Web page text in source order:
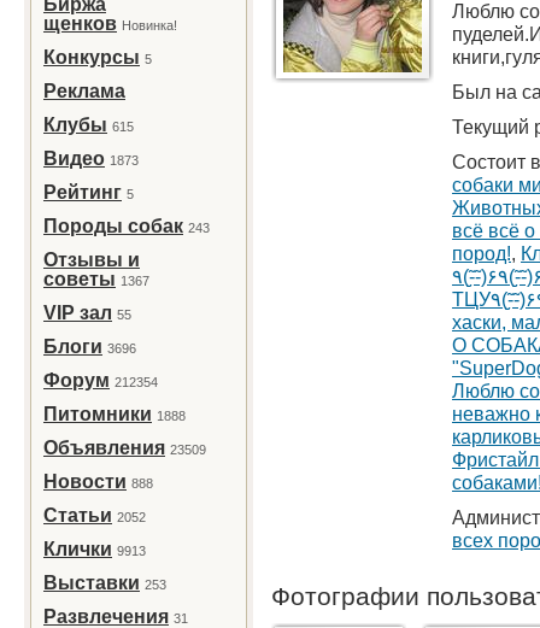
Биржа
щенков Новинка!
Конкурсы 5
Реклама
Клубы 615
Видео 1873
Рейтинг 5
Породы собак 243
Отзывы и
советы 1367
VIP зал 55
Блоги 3696
Форум 212354
Питомники 1888
Объявления 23509
Новости 888
Статьи 2052
Клички 9913
Выставки 253
Развлечения 31
Люблю
Был на
Текущий
Состоит
собаки
всё всё
пород!,
٩(-̮̮̃-̃)۶٩(-̮̮̃-̃)۶Добро пожаловать в мир ШИ-
хаски,
О
Люблю
неважно
всех
Фотографии